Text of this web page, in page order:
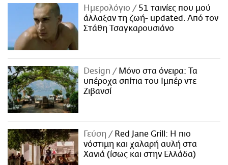
Ημερολόγιο
51 ταινίες που μού
άλλαξαν τη ζωή- updated. Aπό τον
Στάθη Τσαγκαρουσιάνο
Design
Μόνο στα όνειρα: Τα
υπέροχα σπίτια του Ιμπέρ ντε
Ζιβανσί
Γεύση
Red Jane Grill: Η πιο
νόστιμη και χαλαρή αυλή στα
Χανιά (ίσως και στην Ελλάδα)